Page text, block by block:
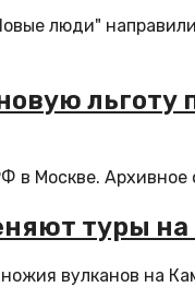
люди"
в Москве.
туры
вулканов на